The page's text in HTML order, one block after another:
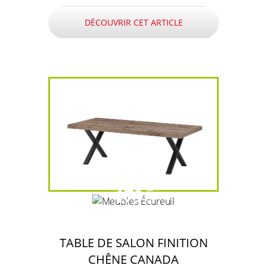
DÉCOUVRIR CET ARTICLE
179€
TABLE DE SALON FINITION
CHÊNE CANADA